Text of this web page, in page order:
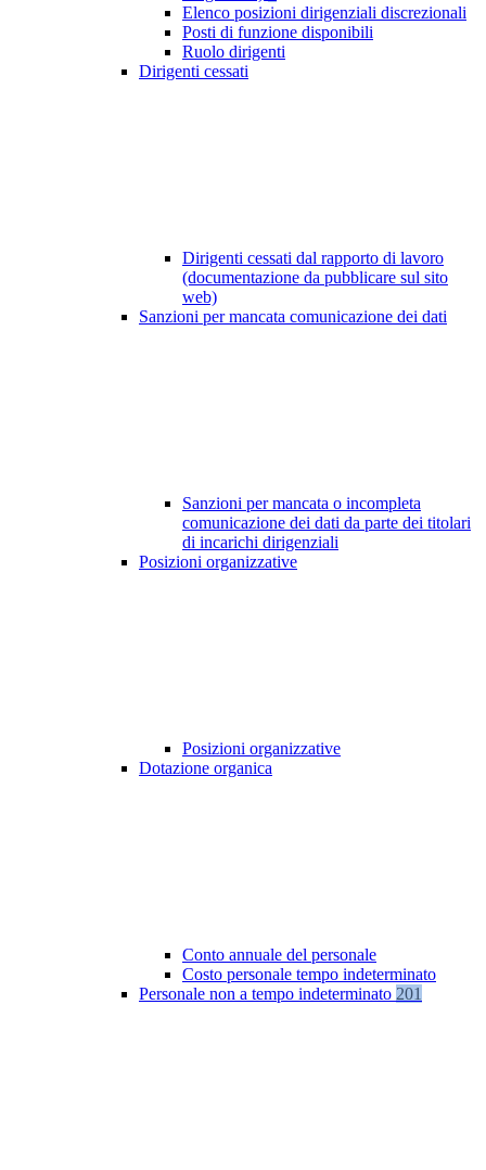
Elenco posizioni dirigenziali discrezionali
Posti di funzione disponibili
Ruolo dirigenti
Dirigenti cessati
Dirigenti cessati dal rapporto di lavoro
(documentazione da pubblicare sul sito
web)
Sanzioni per mancata comunicazione dei dati
Sanzioni per mancata o incompleta
comunicazione dei dati da parte dei titolari
di incarichi dirigenziali
Posizioni organizzative
Posizioni organizzative
Dotazione organica
Conto annuale del personale
Costo personale tempo indeterminato
Personale non a tempo indeterminato 201